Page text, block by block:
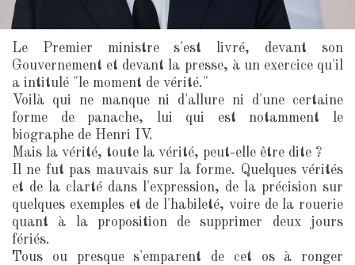
Le Premier ministre s'est livré, devant son
Gouvernement et devant la presse, à un exercice qu'il
a intitulé "le moment de vérité."
Voilà qui ne manque ni d'allure ni d'une certaine
forme de panache, lui qui est notamment le
biographe de Henri IV.
Mais la vérité, toute la vérité, peut-elle être dite ?
Il ne fut pas mauvais sur la forme. Quelques vérités
et de la clarté dans l'expression, de la précision sur
quelques exemples et de l'habileté, voire de la rouerie
quant à la proposition de supprimer deux jours
fériés.
Tous ou presque s'emparent de cet os à ronger